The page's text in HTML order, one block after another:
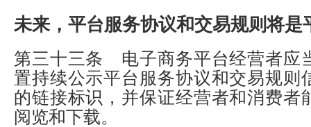
未来，平台服务协议和交易规则将是
第三十三条 电子商务平台经营者应
置持续公示平台服务协议和交易规则
的链接标识，并保证经营者和消费者
阅览和下载。